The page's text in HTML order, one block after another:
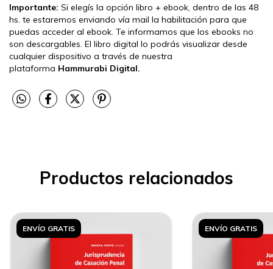
Importante: Si elegís la opción libro + ebook, dentro de las 48
hs. te estaremos enviando vía mail la habilitación para que
puedas acceder al ebook. Te informamos que los ebooks no
son descargables. El libro digital lo podrás visualizar desde
cualquier dispositivo a través de nuestra
plataforma Hammurabi Digital.
Productos relacionados
ENVÍO GRATIS ENVÍO GRATIS